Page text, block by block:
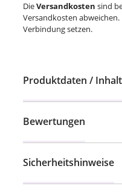
DieVersandkosten sind
Versandkosten
Verbindung setzen.
Produktdaten /
Bewertungen
Sicherheitshinweise